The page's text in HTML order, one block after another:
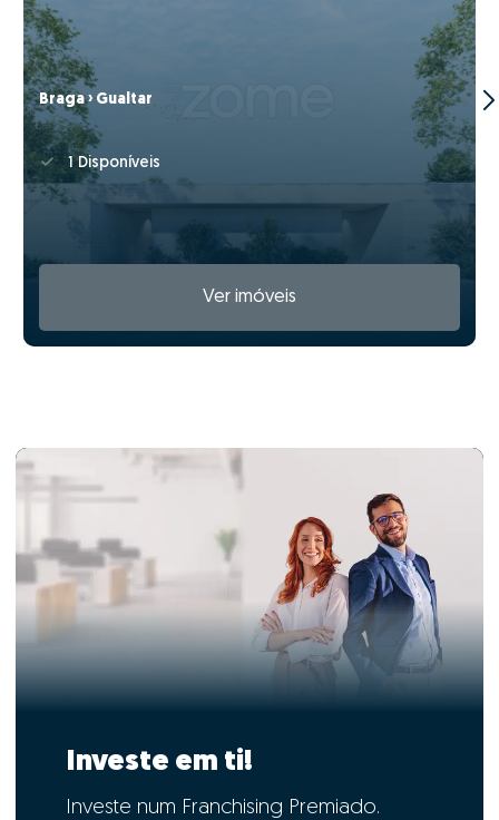
Braga › Gualtar
1 Disponíveis
Ver imóveis
Investe em ti!
Investe num Franchising Premiado.